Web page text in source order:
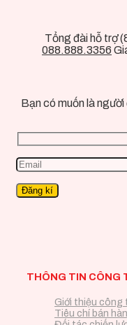
Tổng đài hỗ trợ
088.888.3356
Bạn có muốn là
THÔNG TIN CÔNG
Giới thiệu công
Tiêu chí bán